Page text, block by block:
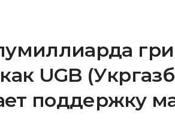
UGB
поддержку